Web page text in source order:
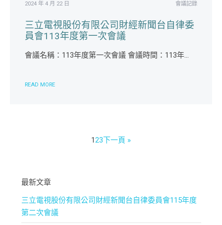
2024 年 4 月 22 日 會議記錄
三立電視股份有限公司財經新聞台自律委
員會113年度第一次會議
會議名稱：113年度第一次會議 會議時間：113年...
READ MORE
123下一頁 »
最新文章
三立電視股份有限公司財經新聞台自律委員會115年度
第二次會議